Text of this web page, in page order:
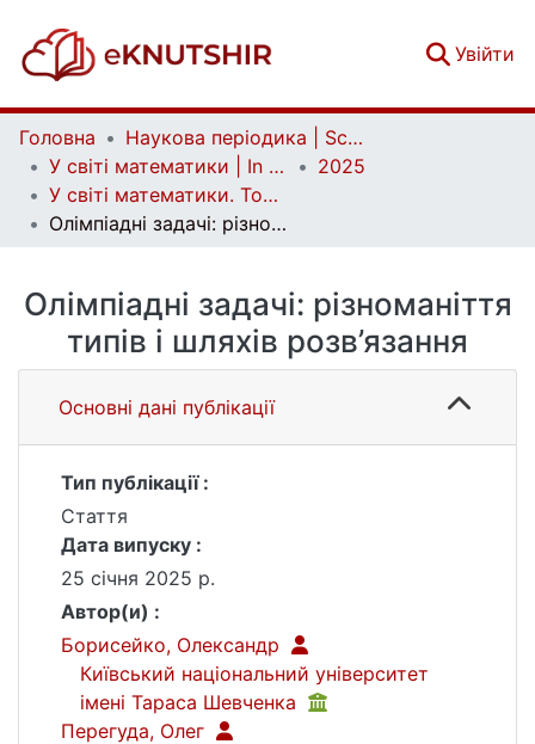
Увійти
Головна
Наукова періодика | Scientific periodicals
У світі математики | In the world of mathematics
2025
У світі математики. Том 2 №2
Олімпіадні задачі: різноманіття типів і шляхів розв’язання
Олімпіадні задачі: різноманіття
типів і шляхів розв’язання
Основні дані публікації
Тип публікації :
Стаття
Дата випуску :
25 січня 2025 р.
Автор(и) :
Борисейко, Олександр
Київський національний університет
імені Тараса Шевченка
Перегуда, Олег